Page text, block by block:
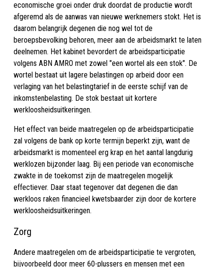
economische groei onder druk doordat de productie wordt
afgeremd als de aanwas van nieuwe werknemers stokt. Het is
daarom belangrijk degenen die nog wel tot de
beroepsbevolking behoren, meer aan de arbeidsmarkt te laten
deelnemen. Het kabinet bevordert de arbeidsparticipatie
volgens ABN AMRO met zowel "een wortel als een stok". De
wortel bestaat uit lagere belastingen op arbeid door een
verlaging van het belastingtarief in de eerste schijf van de
inkomstenbelasting. De stok bestaat uit kortere
werkloosheidsuitkeringen.
Het effect van beide maatregelen op de arbeidsparticipatie
zal volgens de bank op korte termijn beperkt zijn, want de
arbeidsmarkt is momenteel erg krap en het aantal langdurig
werklozen bijzonder laag. Bij een periode van economische
zwakte in de toekomst zijn de maatregelen mogelijk
effectiever. Daar staat tegenover dat degenen die dan
werkloos raken financieel kwetsbaarder zijn door de kortere
werkloosheidsuitkeringen.
Zorg
Andere maatregelen om de arbeidsparticipatie te vergroten,
bijvoorbeeld door meer 60-plussers en mensen met een